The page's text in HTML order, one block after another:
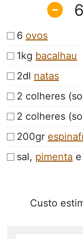
6
6 ovos
1kg bacalhau
2dl natas
2 colheres
2 colheres
200gr
sal, pimenta
Custo